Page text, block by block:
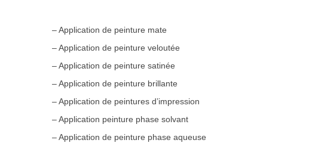
– Application de peinture mate
– Application de peinture veloutée
– Application de peinture satinée
– Application de peinture brillante
– Application de peintures d’impression
– Application peinture phase solvant
– Application de peinture phase aqueuse